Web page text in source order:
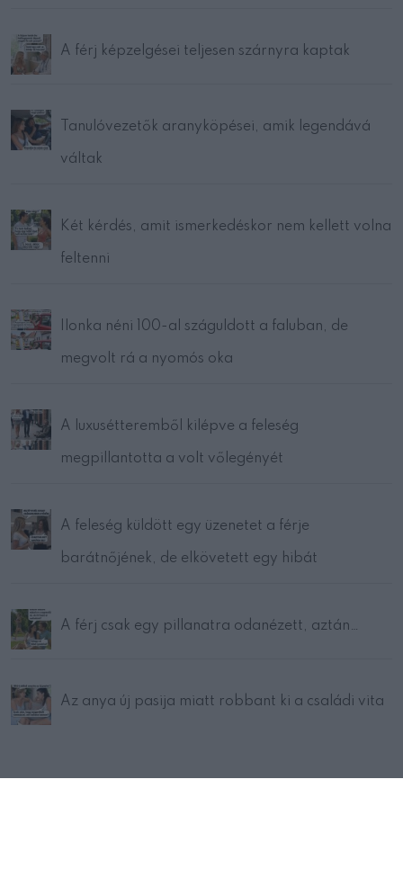
A férj képzelgései teljesen szárnyra kaptak
Tanulóvezetők aranyköpései, amik legendává
váltak
Két kérdés, amit ismerkedéskor nem kellett volna
feltenni
Ilonka néni 100-al száguldott a faluban, de
megvolt rá a nyomós oka
A luxusétteremből kilépve a feleség
megpillantotta a volt vőlegényét
A feleség küldött egy üzenetet a férje
barátnőjének, de elkövetett egy hibát
A férj csak egy pillanatra odanézett, aztán…
Az anya új pasija miatt robbant ki a családi vita